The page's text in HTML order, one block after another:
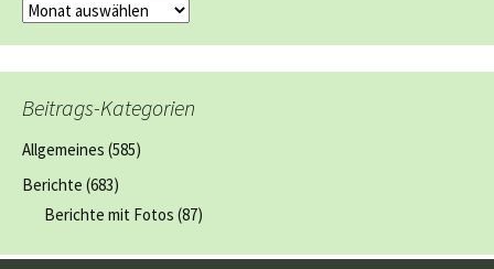
Archiv:
Beitrags-Kategorien
Allgemeines (585)
Berichte (683)
Berichte mit Fotos (87)